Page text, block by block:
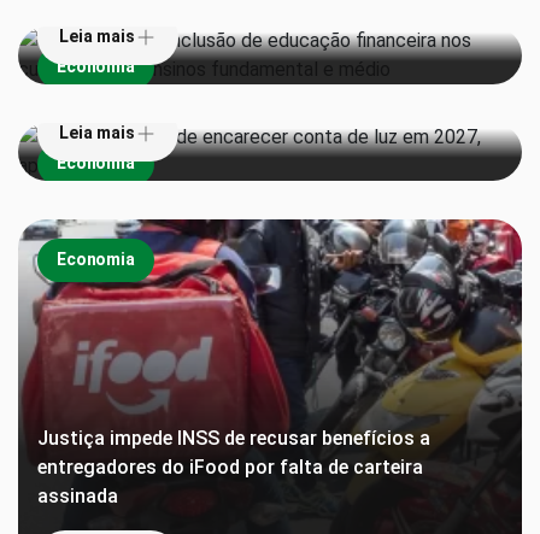
Economia
Leia mais
Economia
Super El Niño pode encarecer conta de luz em 2027,
aponta estudo
Leia mais
Economia
Justiça impede INSS de recusar benefícios a
entregadores do iFood por falta de carteira
assinada